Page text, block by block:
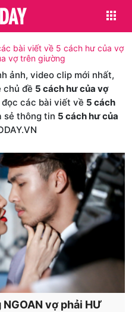
bài viết về 5 cách hư của vợ
vợ trên giường
ảnh, video clip mới nhất,
chủ đề 5 cách hư của vợ
các bài viết về 5 cách
sẻ thông tin 5 cách hư của
vợ phải HƯ